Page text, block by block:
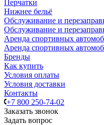
Перчатки
Нижнее бельё
Обслуживание и
Обслуживание и
Аренда спортивных
Аренда спортивных
Бренды
Как купить
Условия оплаты
Условия доставки
Контакты
+7 800 250-74-02
Заказать звонок
Задать вопрос